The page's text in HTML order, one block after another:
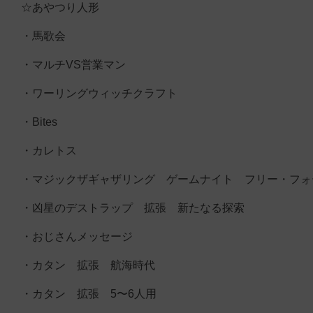
☆あやつり人形
・馬歌会
・マルチVS営業マン
・ワーリングウィッチクラフト
・Bites
・カレトス
・マジックザギャザリング ゲームナイト フリー・フォ
・凶星のデストラップ 拡張 新たなる探索
・おじさんメッセージ
・カタン 拡張 航海時代
・カタン 拡張 5〜6人用